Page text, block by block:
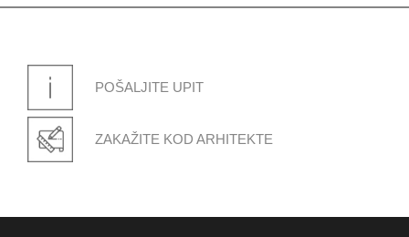
POŠALJITE UPIT
ZAKAŽITE KOD ARHITEKTE